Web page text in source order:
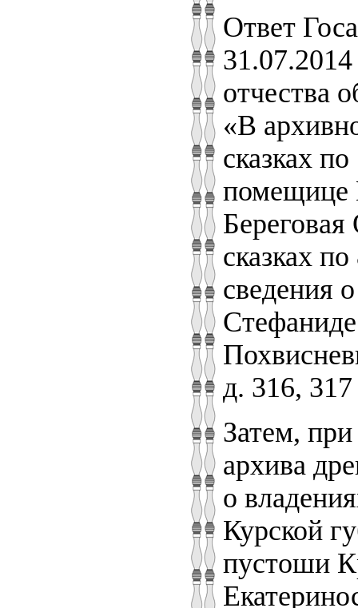
Ответ
отчества
«В
сказках
Береговая
сказках
д. 316,
Затем,
архива
о
Курской
пустоши